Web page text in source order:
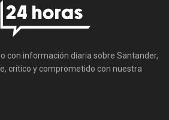
con información diaria sobre Santander,
crítico y comprometido con nuestra